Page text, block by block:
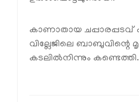
കാണാതായ ചപ്പാരപ്പടവ്
വില്ലേജിലെ ബാബുവിന്റെ
കടലില്‍നിന്നും കണ്ടെത്തി.